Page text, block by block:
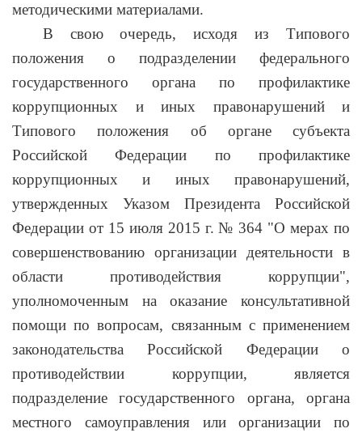
методическими материалами.
В свою очередь, исходя из Типового
положения о подразделении федерального
государственного органа по профилактике
коррупционных и иных правонарушений и
Типового положения об органе субъекта
Российской Федерации по профилактике
коррупционных и иных правонарушений,
утвержденных Указом Президента Российской
Федерации от 15 июля 2015 г. № 364 "О мерах по
совершенствованию организации деятельности в
области противодействия коррупции",
уполномоченным на оказание консультативной
помощи по вопросам, связанным с применением
законодательства Российской Федерации о
противодействии коррупции, является
подразделение государственного органа, органа
местного самоуправления или организации по